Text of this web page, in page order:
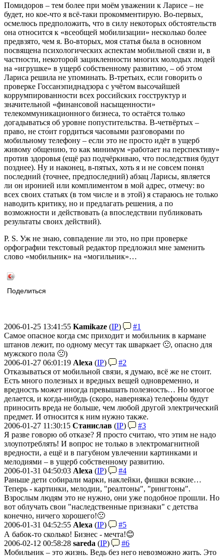
Помидоров – тем более при моём уважении к Ларисе – не
будет, но кое-что я всё-таки прокомментирую. Во-первых,
осмелюсь предположить, что в силу некоторых обстоятельств
она относится к «всеобщей мобилизации» несколько более
предвзято, чем я. Во-вторых, моя статья была в основном
посвящена психологических аспектам мобильной связи и, в
частности, некоторой зацикленности многих молодых людей
на «игрушке» в ущерб собственному развитию, – об этом
Лариса решила не упоминать. В-третьих, если говорить о
проверке Госсанэпиднадзора с учётом высочайшей
коррумпированности всех российских госструктур и
значительной «финансовой насыщенности»
телекоммуникационного бизнеса, то остаётся только
догадываться об уровне попустительства. В-четвёртых –
право, не сто́ит гордиться часовыми разговорами по
мобильному телефону – если это не просто идёт в ущерб
живому общению, то как минимум «работает на перспективу»
против здоровья (ещё раз подчёркиваю, что последствия будут
позднее). Ну и наконец, в-пятых, хоть я и не совсем понял
последний (точнее, предпоследний) абзац Ларисы, является
ли он иронией или комплиментом в мой адрес, отмечу: во
всех своих статьях (в том числе и в этой) я стараюсь не только
наводить критику, но и предлагать решения, а по
возможности и действовать (а впоследствии публиковать
результаты своих действий).
P. S. Уж не знаю, совпадение ли это, но при проверке
орфографии текстовый редактор предложил мне заменить
слово «мобильник» на «могильник»…
Поделиться
2006-01-25 13:41:55 Kamikaze (IP)
#1
Самое опасное когда смс приходит и мобильник в кармане
штанов лежит, по одному месут так шваркает 🙁, опасно для
мужского пола 🙁)
2006-01-27 06:01:19 Alexa (IP)
#2
Отказываться от мобильной связи, я думаю, всё же не стоит.
Есть много полезных и вредных вещей одновременно, и
вредность может иногда превышать полезность… Но многое
делается, и когда-нибудь (скоро, наверняка) телефоны будут
приносить вреда не больше, чем любой другой электрический
предмет. И относится к ним нужно также.
2006-01-27 11:30:15 Станислав (IP)
#3
Я разве говорю об отказе? Я просто считаю, что этим не надо
злоупотреблять! И вопрос не только в электромагнитной
вредности, а ещё и в пагубном увлечении картинками и
мелодиями – в ущерб собственному развитию.
2006-01-31 04:50:03 Alexa (IP)
#4
Раньше дети собирали марки, наклейки, фишки всякие…
Теперь - картинки, мелодии, "реалтоны", "рингтоны".
Взрослым людям это не нужно, они уже подобное прошли. Но
вот облучать свои "наследственные признаки" с детства
конечно, ничего хорошего!🙁
2006-01-31 04:52:55 Alexa (IP)
#5
А бабок-то сколько! Бизнес - мечта!😊
2006-02-12 00:58:28 sareda (IP)
#6
Мобильник – это жизнь. Ведь без него невозможно жить. Это